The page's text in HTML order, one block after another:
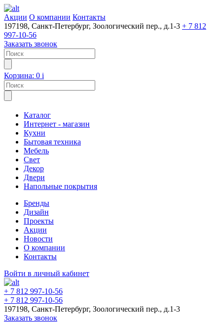
Акции О компании Контакты
197198, Санкт-Петербург, Зоологический пер., д.1-3 + 7 812
997-10-56
Заказать звонок
Корзина: 0 i
Каталог
Интернет - магазин
Кухни
Бытовая техника
Мебель
Свет
Декор
Двери
Напольные покрытия
Бренды
Дизайн
Проекты
Акции
Новости
О компании
Контакты
Войти в личный кабинет
+ 7 812 997-10-56
+ 7 812 997-10-56
197198, Санкт-Петербург, Зоологический пер., д.1-3
Заказать звонок